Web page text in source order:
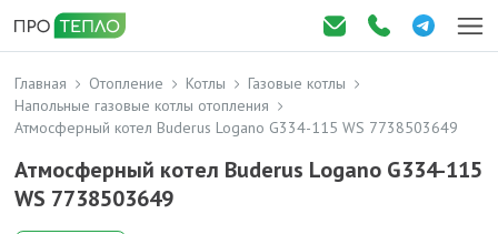
Главная Отопление Котлы
Газовые котлы
Напольные газовые котлы отопления
Атмосферный котел Buderus Logano G334-115 WS 7738503649
Атмосферный котел Buderus Logano G334-115
WS 7738503649